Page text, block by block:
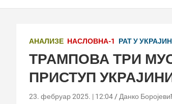
АНАЛИЗЕ НАСЛОВНА-1 РАТ У
ТРАМПОВА ТРИ
ПРИСТУП
23. фебруар 2025. | 12:04 Данко